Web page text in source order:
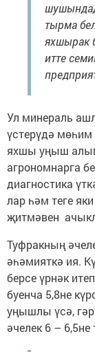
тырма
яхшырак
итте
Ул минераль
үстерүдә
яхшы уңыш
агрономнарга
диагностика
лар һәм теге
җитмәвен
Туфракның
әһә­мияткә ия.
берсе үрнәк
буенча 5,8не
уңышлы үсә,
әчелек 6 –